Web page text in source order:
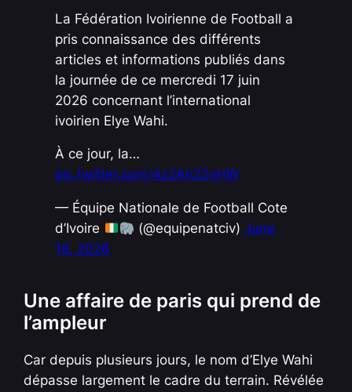
La Fédération Ivoirienne de Football a
pris connaissance des différents
articles et informations publiés dans
la journée de ce mercredi 17 juin
2026 concernant l’international
ivoirien Elye Wahi.
À ce jour, la…
pic.twitter.com/4z2Ah22vHW
— Équipe Nationale de Football Cote
d’Ivoire
(@equipenatciv) June
18, 2026
Une affaire de paris qui prend de
l’ampleur
Car depuis plusieurs jours, le nom d’Elye Wahi
dépasse largement le cadre du terrain. Révélée